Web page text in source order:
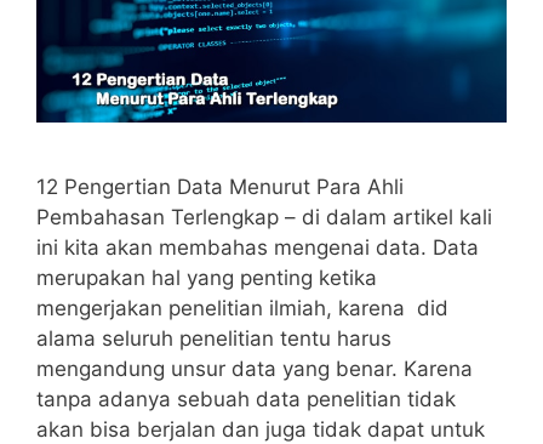
12 Pengertian Data Menurut Para Ahli
Pembahasan Terlengkap – di dalam artikel kali
ini kita akan membahas mengenai data. Data
merupakan hal yang penting ketika
mengerjakan penelitian ilmiah, karena did
alama seluruh penelitian tentu harus
mengandung unsur data yang benar. Karena
tanpa adanya sebuah data penelitian tidak
akan bisa berjalan dan juga tidak dapat untuk